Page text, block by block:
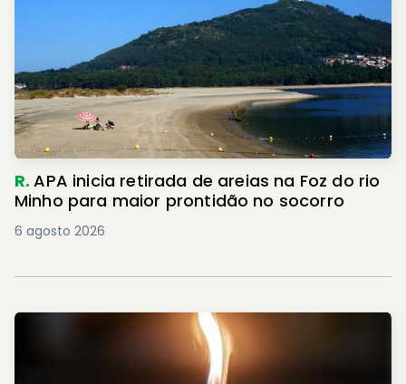
R.APA inicia retirada de areias na Foz do rio
Minho para maior prontidão no socorro
6 agosto 2026